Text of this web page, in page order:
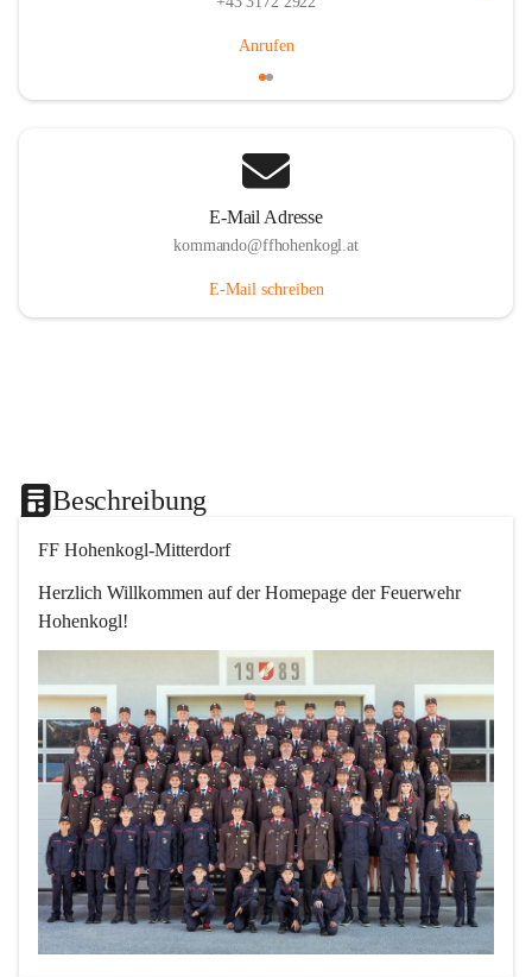
Anrufen
E-Mail Adresse
kommando@ffhohenkogl.at
E-Mail schreiben
Beschreibung
FF Hohenkogl-Mitterdorf
Herzlich Willkommen auf der Homepage der Feuerwehr
Hohenkogl!